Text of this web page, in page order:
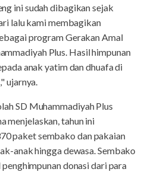
ini sudah dibagikan sejak
lalu kami membagikan
program Gerakan Amal
Plus. Hasil himpunan
anak yatim dan dhuafa di
ujarnya.
SD Muhammadiyah Plus
menjelaskan, tahun ini
paket sembako dan pakaian
anak hingga dewasa. Sembako
donasi dari para